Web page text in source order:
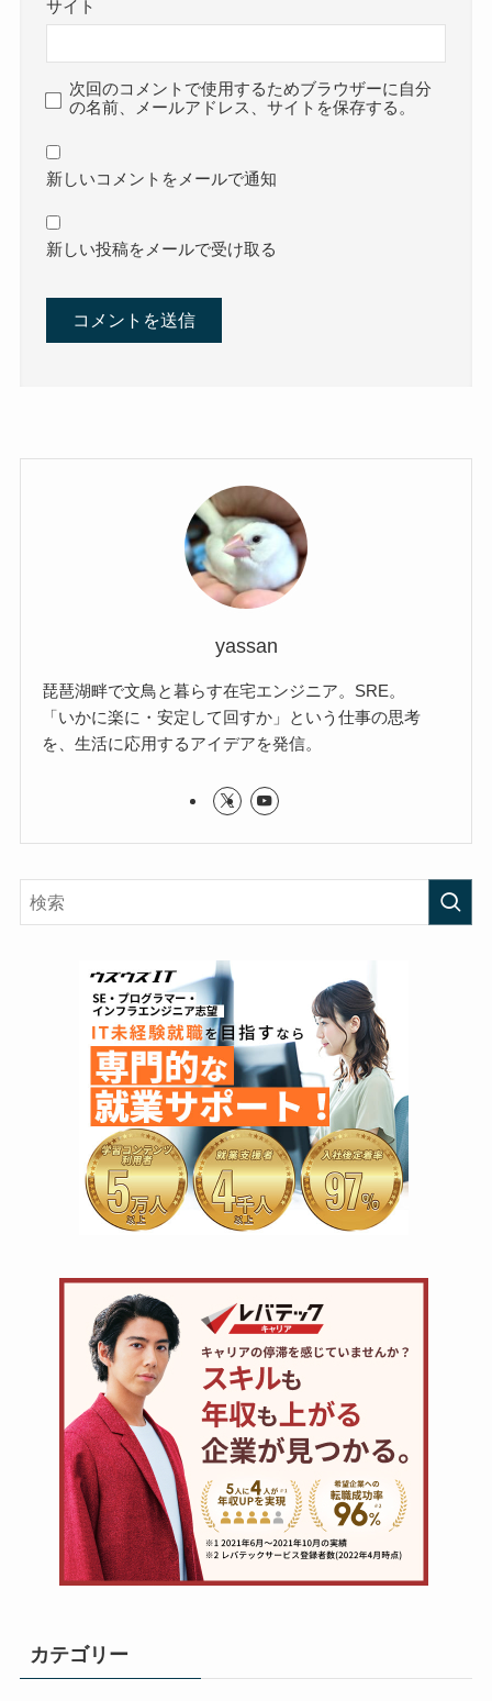
サイト
次回のコメントで使用するためブラウザーに自分
の名前、メールアドレス、サイトを保存する。
新しいコメントをメールで通知
新しい投稿をメールで受け取る
yassan
琵琶湖畔で文鳥と暮らす在宅エンジニア。SRE。
「いかに楽に・安定して回すか」という仕事の思考
を、生活に応用するアイデアを発信。
カテゴリー